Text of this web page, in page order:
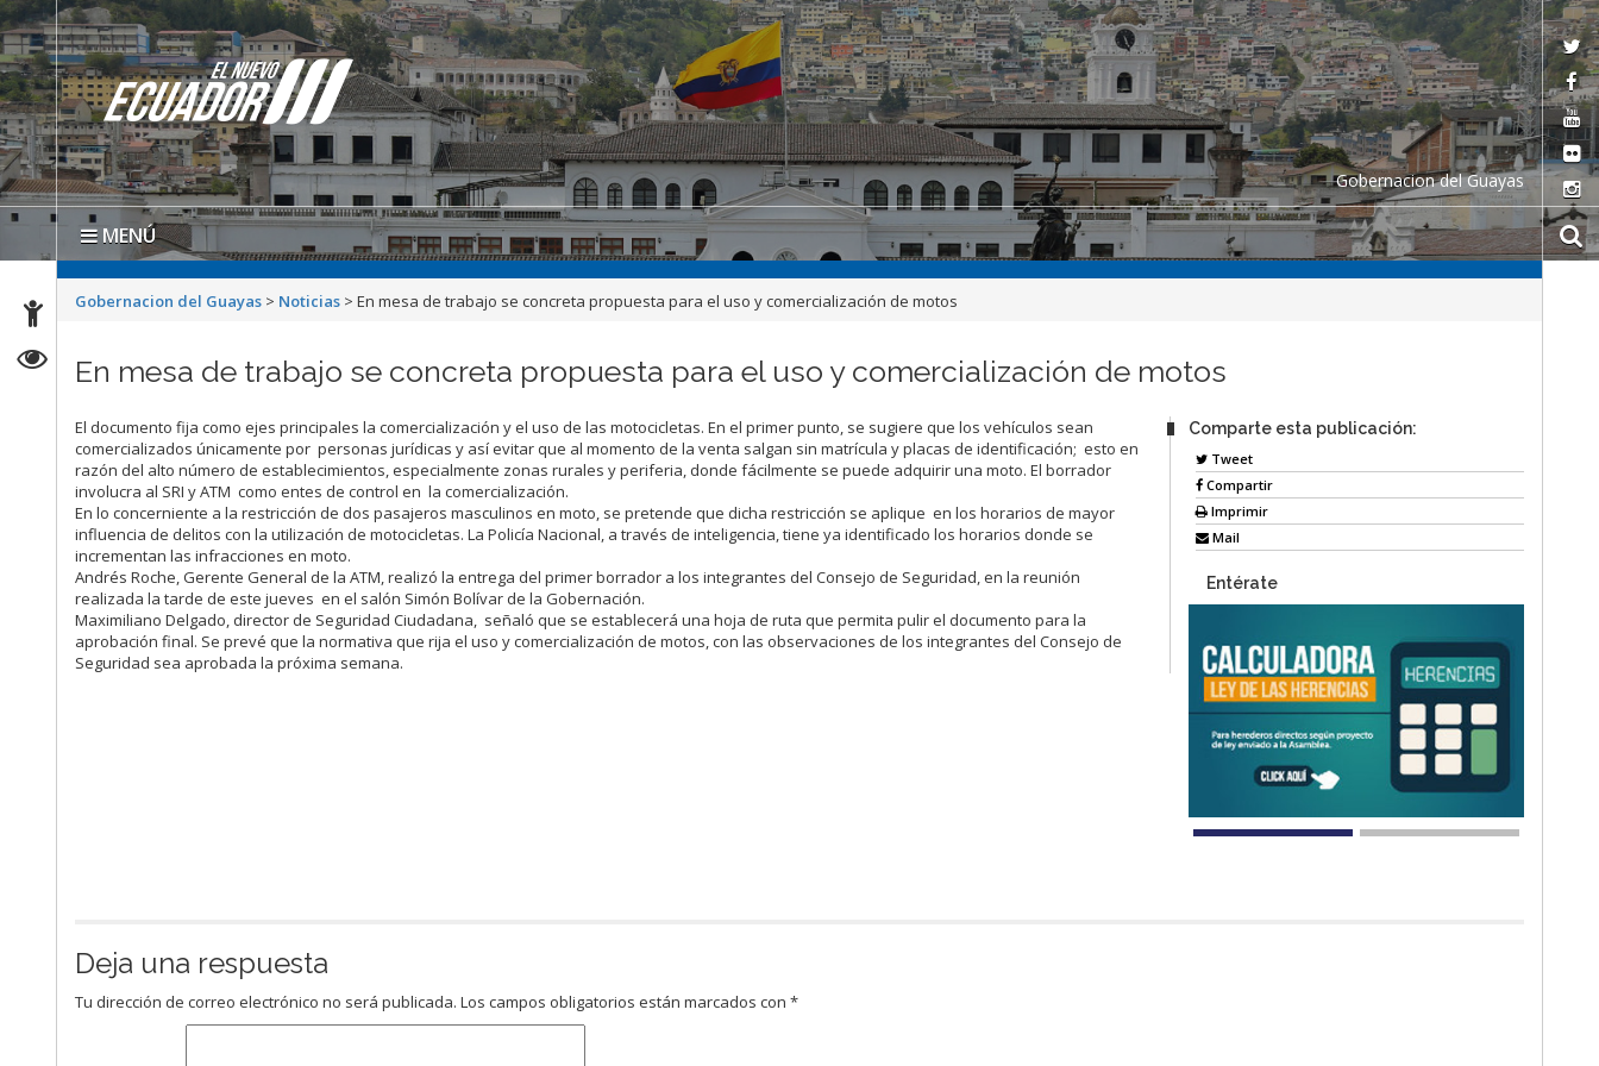
Gobernacion del Guayas
MENÚ
Gobernacion del Guayas > Noticias >En mesa de trabajo se concreta propuesta para el uso y comercialización de motos
En mesa de trabajo se concreta propuesta para el uso y comercialización de motos
El documento fija como ejes principales la comercialización y el uso de las motocicletas. En el primer punto, se sugiere que los vehículos sean
comercializados únicamente por personas jurídicas y así evitar que al momento de la venta salgan sin matrícula y placas de identificación; esto en
razón del alto número de establecimientos, especialmente zonas rurales y periferia, donde fácilmente se puede adquirir una moto. El borrador
involucra al SRI y ATM como entes de control en la comercialización.
En lo concerniente a la restricción de dos pasajeros masculinos en moto, se pretende que dicha restricción se aplique en los horarios de mayor
influencia de delitos con la utilización de motocicletas. La Policía Nacional, a través de inteligencia, tiene ya identificado los horarios donde se
incrementan las infracciones en moto.
Andrés Roche, Gerente General de la ATM, realizó la entrega del primer borrador a los integrantes del Consejo de Seguridad, en la reunión
realizada la tarde de este jueves en el salón Simón Bolívar de la Gobernación.
Maximiliano Delgado, director de Seguridad Ciudadana, señaló que se establecerá una hoja de ruta que permita pulir el documento para la
aprobación final. Se prevé que la normativa que rija el uso y comercialización de motos, con las observaciones de los integrantes del Consejo de
Seguridad sea aprobada la próxima semana.
Comparte esta publicación:
Tweet
Compartir
Imprimir
Mail
Entérate
Deja una respuesta
Tu dirección de correo electrónico no será publicada. Los campos obligatorios están marcados con*